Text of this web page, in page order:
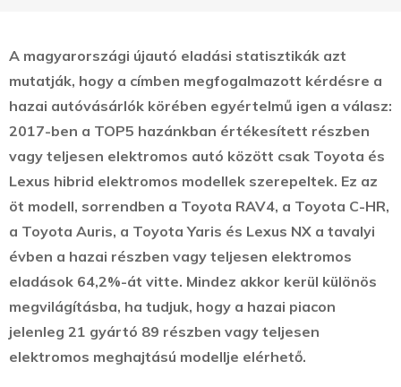
A magyarországi újautó eladási statisztikák azt
mutatják, hogy a címben megfogalmazott kérdésre a
hazai autóvásárlók körében egyértelmű igen a válasz:
2017-ben a TOP5 hazánkban értékesített részben
vagy teljesen elektromos autó között csak Toyota és
Lexus hibrid elektromos modellek szerepeltek. Ez az
öt modell, sorrendben a Toyota RAV4, a Toyota C-HR,
a Toyota Auris, a Toyota Yaris és Lexus NX a tavalyi
évben a hazai részben vagy teljesen elektromos
eladások 64,2%-át vitte. Mindez akkor kerül különös
megvilágításba, ha tudjuk, hogy a hazai piacon
jelenleg 21 gyártó 89 részben vagy teljesen
elektromos meghajtású modellje elérhető.